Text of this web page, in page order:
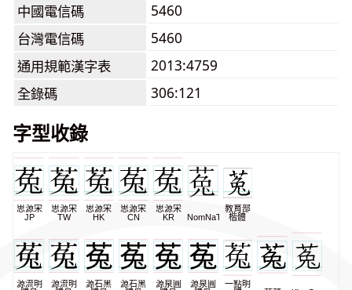
中國電信碼
5460
台灣電信碼
5460
通用規範漢字表
2013:4759
全錄碼
306:121
字型收錄
思源宋
JP
思源宋
TW
思源宋
HK
思源宋
CN
思源宋
KR
NomNaTong
教育部
楷體
源流明
源流明
源石黑
源石黑
源泉圓
源泉圓
一點明